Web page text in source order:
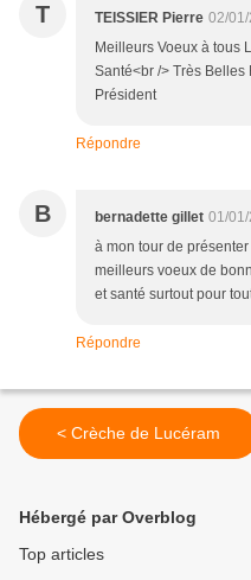
T TEISSIER Pierre 02/
Meilleurs Voeux à tous
Santé<br /> Très
Président
Répondre
B bernadette gillet 01/
à mon tour de
meilleurs voeux de
et santé surtout pour
Répondre
< Crèche de Lucéram
Hébergé par Overblog
Top articles